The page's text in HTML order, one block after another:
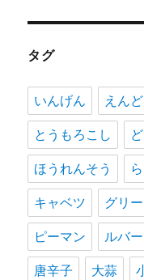
タグ
いんげん えんど
とうもろこし
ほうれんそう
キャベツ グリ
ピーマン ルバ
唐辛子 大蒜